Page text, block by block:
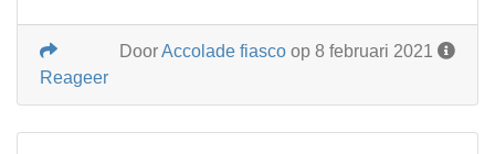
DoorAccolade fiasco op 8 februari 2021
Reageer